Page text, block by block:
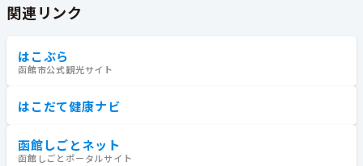
関連リンク
はこぶら
函館市公式観光サイト
はこだて健康ナビ
函館しごとネット
函館しごとポータルサイト